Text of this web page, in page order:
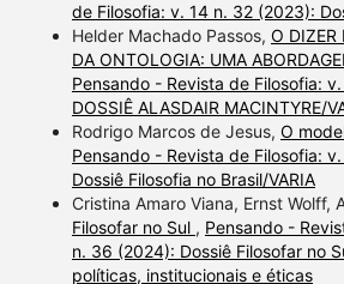
de Filosofia: v. 14 n. 32 (2023):
Helder Machado Passos, O DIZER
DA ONTOLOGIA: UMA
Pensando - Revista de Filosofia:
DOSSIÊ ALASDAIR MACINTYRE/
Rodrigo Marcos de Jesus, O
Pensando - Revista de Filosofia:
Dossiê Filosofia no Brasil/VARIA
Cristina Amaro Viana, Ernst Wolff,
Filosofar no Sul , Pensando -
n. 36 (2024): Dossiê Filosofar no
políticas, institucionais e éticas